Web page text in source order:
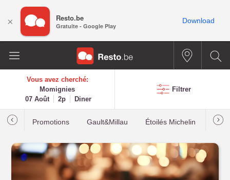
Vous avez cherché:
Momignies
07 Août
2p Diner
Filtrer
Promotions Gault&Millau Étoilés Michelin Les
× Resto.be
Gratuite - Google Play
Download